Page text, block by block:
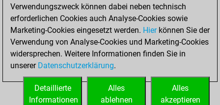
97: 4801-4851 98: 4851-4901
99: 4901-4951 100: 4951-5001
101: 5001-5051 102: 5051-5101
103: 5101-5151 104: 5151-5201
107: 5301-5313
Verwendungszweck können dabei neben technisch
erforderlichen Cookies auch Analyse-Cookies sowie
Marketing-Cookies eingesetzt werden. Hierkönnen Sie der
Verwendung von Analyse-Cookies und Marketing-Cookies
widersprechen. Weitere Informationen finden Sie in
unserer Datenschutzerklärung.
Alles
akzeptieren
Alles
ablehnen
Detaillierte
Informationen